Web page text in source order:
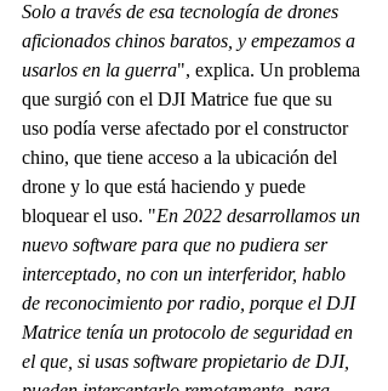
Solo a través de esa tecnología de drones
aficionados chinos baratos, y empezamos a
usarlos en la guerra", explica. Un problema
que surgió con el DJI Matrice fue que su
uso podía verse afectado por el constructor
chino, que tiene acceso a la ubicación del
drone y lo que está haciendo y puede
bloquear el uso. "En 2022 desarrollamos un
nuevo software para que no pudiera ser
interceptado, no con un interferidor, hablo
de reconocimiento por radio, porque el DJI
Matrice tenía un protocolo de seguridad en
el que, si usas software propietario de DJI,